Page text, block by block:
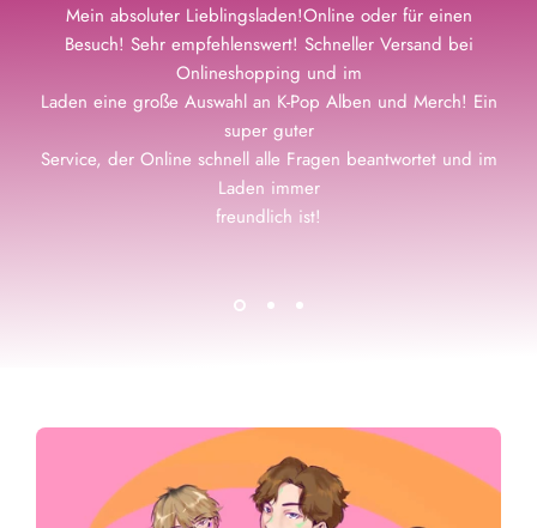
Mein absoluter Lieblingsladen!Online oder für einen
Besuch! Sehr empfehlenswert! Schneller Versand bei
Onlineshopping und im
Laden eine große Auswahl an K-Pop Alben und Merch! Ein
super guter
Service, der Online schnell alle Fragen beantwortet und im
Laden immer
freundlich ist!